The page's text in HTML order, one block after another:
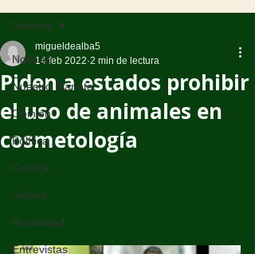
Noticias
Nuestro Planeta
Opinión
Política
Ciencia
Videos
Actualidad
Entrevistas
Noticias
Piden a estados prohibir
el uso de animales en
cosmetología
migueldealba5
14 feb 2022 2 min de lectura